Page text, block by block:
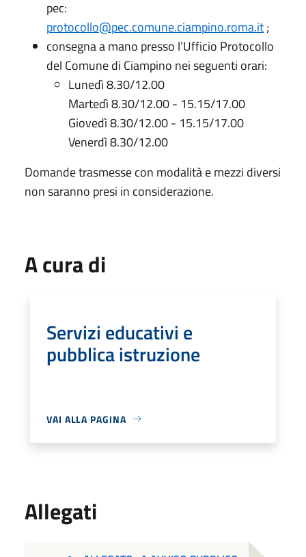
pec:
protocollo@pec.comune.ciampino.roma.it;
consegna a mano presso l’Ufficio Protocollo
del Comune di Ciampino nei seguenti orari:
Lunedì 8.30/12.00
Martedì 8.30/12.00 - 15.15/17.00
Giovedì 8.30/12.00 - 15.15/17.00
Venerdì 8.30/12.00
Domande trasmesse con modalità e mezzi diversi
non saranno presi in considerazione.
A cura di
Servizi educativi e
pubblica istruzione
VAI ALLA PAGINA
Allegati